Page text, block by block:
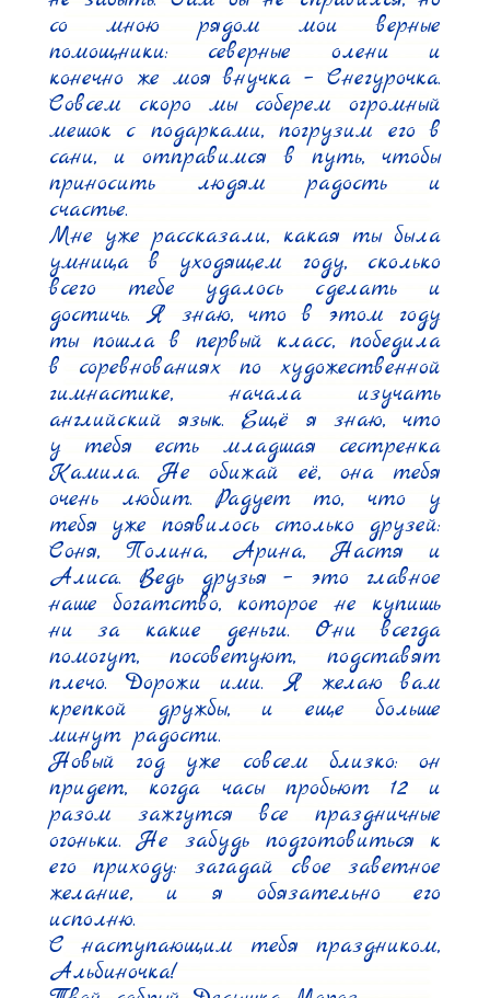
со мною рядом мои верные
помощники: северные олени и
конечно же моя внучка – Снегурочка.
Совсем скоро мы соберем огромный
мешок с подарками, погрузим его в
сани, и отправимся в путь, чтобы
приносить людям радость и
счастье.
Мне уже рассказали, какая ты была
умница в уходящем году, сколько
всего тебе удалось сделать и
достичь. Я знаю, что в этом году
ты пошла в первый класс, победила
в соревнованиях по художественной
гимнастике, начала изучать
английский язык. Ещё я знаю, что
у тебя есть младшая сестренка
Камила. Не обижай её, она тебя
очень любит. Радует то, что у
тебя уже появилось столько друзей:
Соня, Полина, Арина, Настя и
Алиса. Ведь друзья – это главное
наше богатство, которое не купишь
ни за какие деньги. Они всегда
помогут, посоветуют, подставят
плечо. Дорожи ими. Я желаю вам
крепкой дружбы, и еще больше
минут радости.
Новый год уже совсем близко: он
придет, когда часы пробьют 12 и
разом зажгутся все праздничные
огоньки. Не забудь подготовиться к
его приходу: загадай свое заветное
желание, и я обязательно его
исполню.
С наступающим тебя праздником,
Альбиночка!